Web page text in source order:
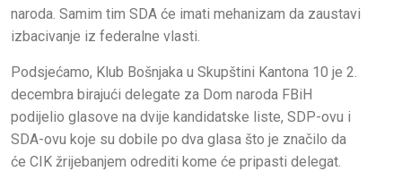
naroda. Samim tim SDA će imati mehanizam da zaustavi
izbacivanje iz federalne vlasti.
Podsjećamo, Klub Bošnjaka u Skupštini Kantona 10 je 2.
decembra birajući delegate za Dom naroda FBiH
podijelio glasove na dvije kandidatske liste, SDP-ovu i
SDA-ovu koje su dobile po dva glasa što je značilo da
će CIK žrijebanjem odrediti kome će pripasti delegat.